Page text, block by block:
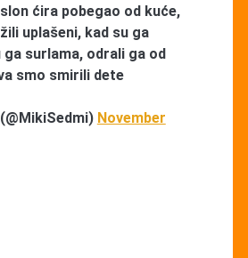
ćira pobegao od kuće,
uplašeni, kad su ga
surlama, odrali ga od
smo smirili dete
November